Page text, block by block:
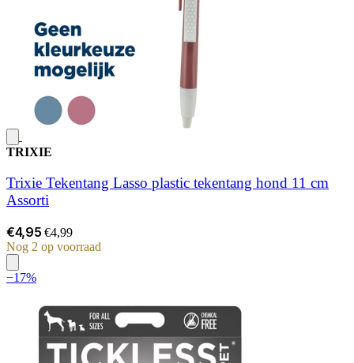
TRIXIE
Trixie Tekentang Lasso plastic tekentang hond 11 cm
Assorti
€4,95 €4,99
Nog 2 op voorraad
−17%